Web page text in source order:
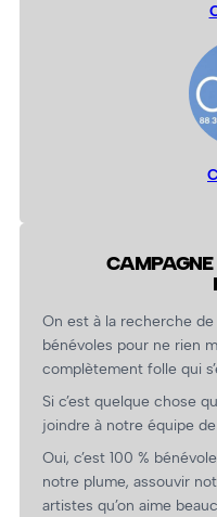
CAMPAGNE
On est à la recherche
bénévoles pour ne rien
complètement folle qui
Si c’est quelque chose
joindre à notre équipe
Oui, c’est 100 %
notre plume, assouvir
artistes qu’on aime